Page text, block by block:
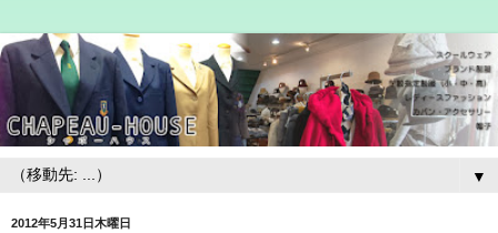
▼
2012年5月31日木曜日